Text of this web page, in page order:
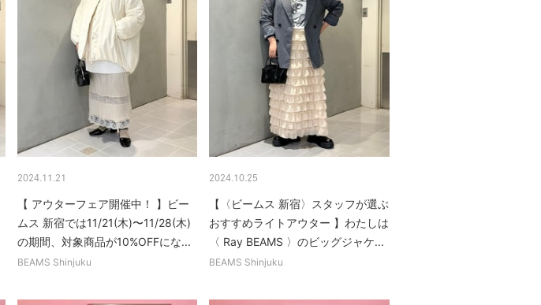
2024.11.21
【 アウターフェア開催中！ 】ビー
ムス 新宿では11/21(木)〜11/28(木)
の期間、対象商品が10%OFFにな...
BEAMS Shinjuku
2024.10.25
【〈ビームス 新宿〉スタッフが選ぶ
おすすめライトアウター 】わたしは
〈 Ray BEAMS 〉のビッグジャケ...
BEAMS Shinjuku